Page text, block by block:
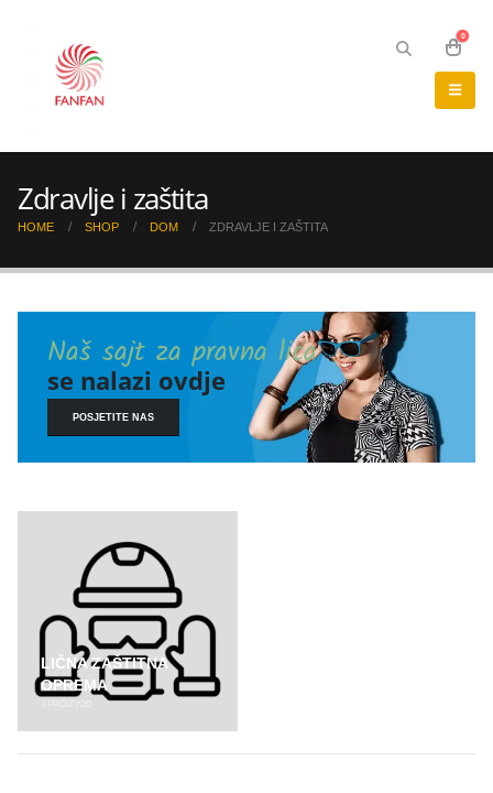
0
Zdravlje i zaštita
HOME SHOP DOM ZDRAVLJE I ZAŠTITA
Naš sajt za pravna lica
se nalazi ovdje
POSJETITE NAS
LIČNA ZAŠTITNA
OPREMA